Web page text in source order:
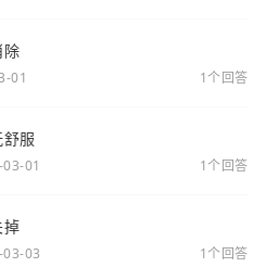
除
01 1个回答
服
01 1个回答
掉
03 1个回答